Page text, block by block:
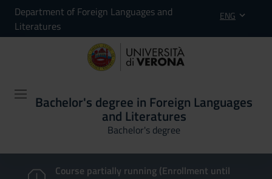
Department of Foreign Languages and
Literatures
ENG
Bachelor's degree in Foreign Languages
and Literatures
Bachelor's degree
Course partially running (Enrollment until